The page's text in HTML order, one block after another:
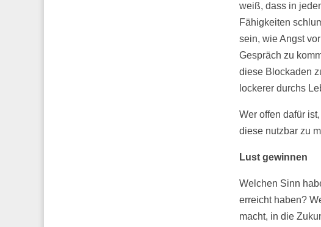
weiß, dass in
Fähigkeiten
sein, wie Angst
Gespräch zu
diese Blockaden
lockerer durchs
Wer offen dafür
diese nutzbar zu
Lust gewinnen
Welchen Sinn
erreicht haben?
macht, in die